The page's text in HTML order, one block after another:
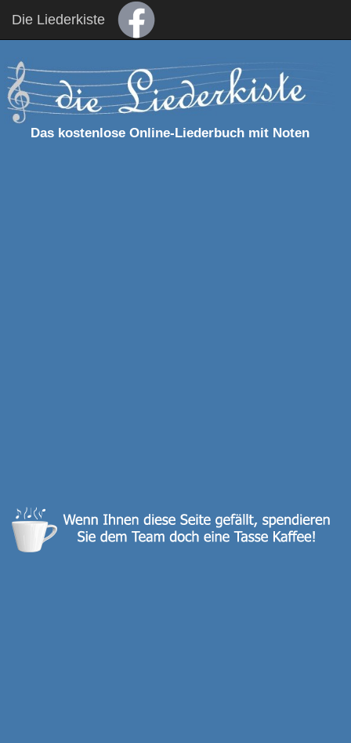
Die Liederkiste
Das kostenlose Online-Liederbuch mit Noten